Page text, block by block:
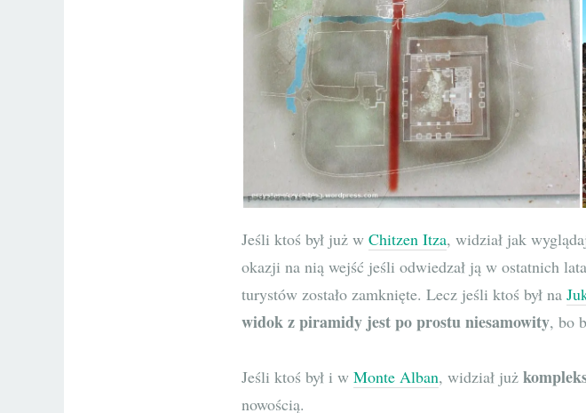
Jeśli ktoś był już w Chitzen Itza, widział jak
okazji na nią wejść jeśli odwiedzał ją w ostatnich
turystów zostało zamknięte. Lecz jeśli ktoś był na
widok z piramidy jest po prostu niesamowity, bo
Jeśli ktoś był i w Monte Alban, widział już
nowością.